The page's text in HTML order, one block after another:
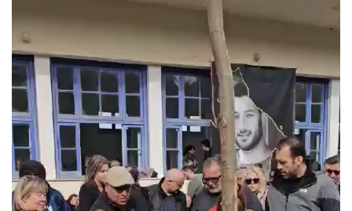
Βίντεο